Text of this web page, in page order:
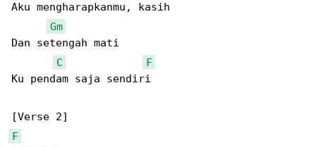
Aku mengharapkanmu, kasih
Gm
Dan setengah mati
C
F
Ku pendam saja sendiri
F